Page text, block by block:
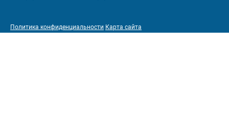
Политика конфиденциальности Карта сайта